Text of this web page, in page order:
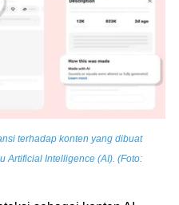
terhadap konten yang dibuat
Artificial Intelligence (AI). (Foto: